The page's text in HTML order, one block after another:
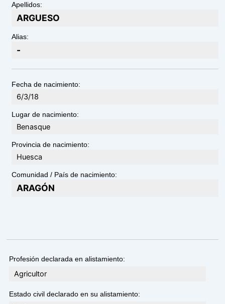
Apellidos:
ARGUESO
Alias:
-
Fecha de nacimiento:
6/3/18
Lugar de nacimiento:
Benasque
Provincia de nacimiento:
Huesca
Comunidad / País de nacimiento:
ARAGÓN
Profesión declarada en alistamiento:
Agricultor
Estado civil declarado en su alistamiento: